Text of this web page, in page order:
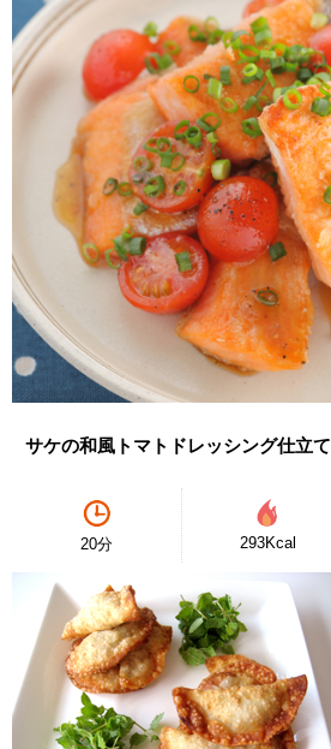
サケの和風トマトドレッシング仕立て
20分 293Kcal